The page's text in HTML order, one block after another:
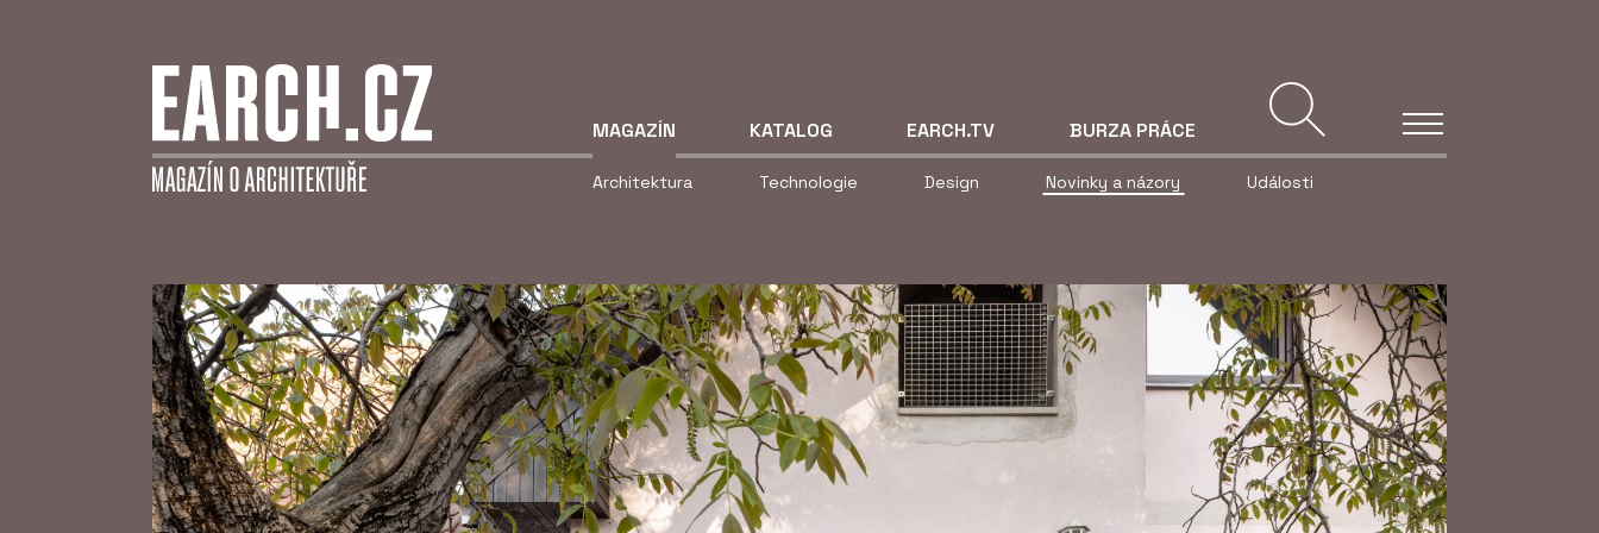
MAGAZÍN
Architektura Technologie Design Novinky a názory Události
KATALOG EARCH.TV BURZA PRÁCE